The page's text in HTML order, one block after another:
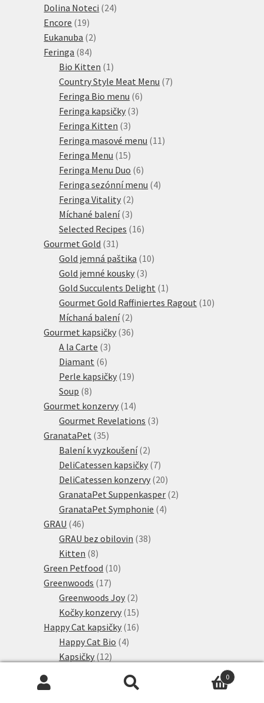
produktů
Dolina Noteci 2424
Encore 1919
produktů
Eukanuba 22
Feringa 8484
produktů
Bio Kitten 11
produkt
Country Style Meat Menu 77
Feringa Bio menu 66
Feringa kapsičky 33
Feringa Kitten 33
produkty
Feringa masové menu 1111
Feringa Menu 1515
produktů
Feringa Menu Duo 66
produktů
Feringa sezónní menu 44
Feringa Vitality 22
produkty
Míchané balení 33
produkty
Selected Recipes 1616
Gourmet Gold 3131
produktů
Gold jemná paštika 1010
Gold jemné kousky 33
produkty
Gold Succulents Delight 11
produkt
Gourmet Gold Raffiniertes Ragout 1010
Míchaná balení 22
produkty
Gourmet kapsičky 3636
A la Carte 33
Diamant 66
produktů
Perle kapsičky 1919
Soup 88
produktů
Gourmet konzervy 1414
produktů
Gourmet Revelations 33
GranataPet 3535
produktů
Balení k vyzkoušení 22
produkty
DeliCatessen kapsičky 77
produktů
DeliCatessen konzervy 2020
produktů
GranataPet Suppenkasper 22
GranataPet Symphonie 44
GRAU 4646
produktů
GRAU bez obilovin 3838
Kitten 88
produktů
Green Petfood 1010
Greenwoods 1717
produktů
Greenwoods Joy 22
produkty
Kočky konzervy 1515
produktů
Happy Cat kapsičky 1616
Happy Cat Bio 44
Kapsičky 1212
Herrmanns Bio
0